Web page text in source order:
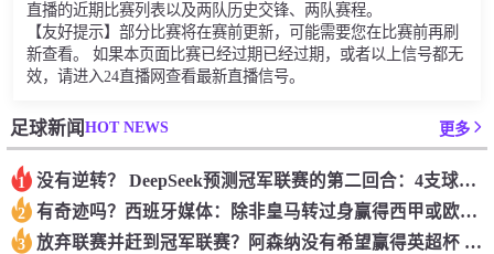
直播的近期比赛列表以及两队历史交锋、两队赛程。
【友好提示】部分比赛将在赛前更新，可能需要您在比赛前再刷
新查看。 如果本页面比赛已经过期已经过期，或者以上信号都无
效，请进入24直播网查看最新直播信号。
足球新闻HOT NEWS 更多
1 没有逆转？ DeepSeek预测冠军联赛的第二回合：4支球队在第一回合中获胜 枪手输了
2 有奇迹吗？西班牙媒体：除非皇马转过身赢得西甲或欧洲冠军
3 放弃联赛并赶到冠军联赛？阿森纳没有希望赢得英超杯 赢得欧洲冠军的可能性